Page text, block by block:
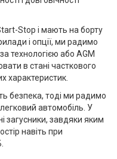
Stop і мають на борту
і опції, ми радимо
технологією або AGM
в стані часткового
характеристик.
безпека, тоді ми радимо
автомобіль. У
загусники, завдяки яким
навіть при